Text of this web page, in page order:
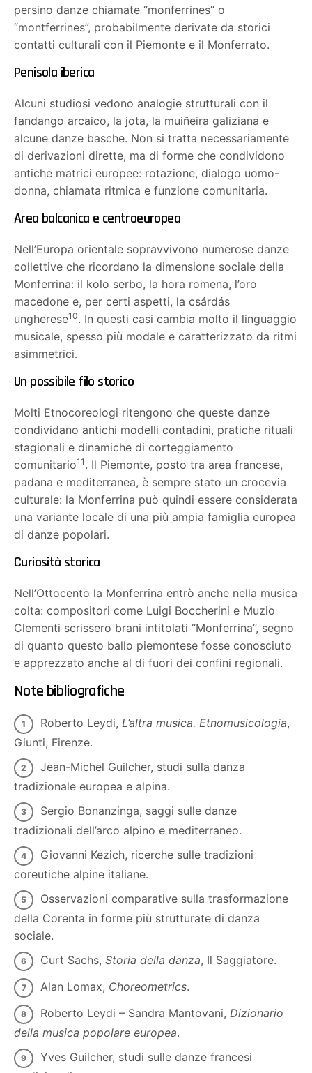
persino danze chiamate “monferrines” o
“montferrines”, probabilmente derivate da storici
contatti culturali con il Piemonte e il Monferrato.
Penisola iberica
Alcuni studiosi vedono analogie strutturali con il
fandango arcaico, la jota, la muiñeira galiziana e
alcune danze basche. Non si tratta necessariamente
di derivazioni dirette, ma di forme che condividono
antiche matrici europee: rotazione, dialogo uomo-
donna, chiamata ritmica e funzione comunitaria.
Area balcanica e centroeuropea
Nell’Europa orientale sopravvivono numerose danze
collettive che ricordano la dimensione sociale della
Monferrina: il kolo serbo, la hora romena, l’oro
macedone e, per certi aspetti, la csárdás
ungherese10. In questi casi cambia molto il linguaggio
musicale, spesso più modale e caratterizzato da ritmi
asimmetrici.
Un possibile filo storico
Molti Etnocoreologi ritengono che queste danze
condividano antichi modelli contadini, pratiche rituali
stagionali e dinamiche di corteggiamento
comunitario11 . Il Piemonte, posto tra area francese,
padana e mediterranea, è sempre stato un crocevia
culturale: la Monferrina può quindi essere considerata
una variante locale di una più ampia famiglia europea
di danze popolari.
Curiosità storica
Nell’Ottocento la Monferrina entrò anche nella musica
colta: compositori come Luigi Boccherini e Muzio
Clementi scrissero brani intitolati “Monferrina”, segno
di quanto questo ballo piemontese fosse conosciuto
e apprezzato anche al di fuori dei confini regionali.
Note bibliografiche
Roberto Leydi, L’altra musica. Etnomusicologia,
Giunti, Firenze.
Jean-Michel Guilcher, studi sulla danza
tradizionale europea e alpina.
Sergio Bonanzinga, saggi sulle danze
tradizionali dell’arco alpino e mediterraneo.
Giovanni Kezich, ricerche sulle tradizioni
coreutiche alpine italiane.
Osservazioni comparative sulla trasformazione
della Corenta in forme più strutturate di danza
sociale.
Curt Sachs, Storia della danza, Il Saggiatore.
Alan Lomax, Choreometrics.
Roberto Leydi – Sandra Mantovani, Dizionario
della musica popolare europea.
Yves Guilcher, studi sulle danze francesi